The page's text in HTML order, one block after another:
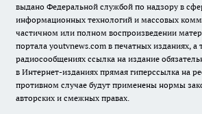
выдано Федеральной службой по надзору в
информационных технологий и массовых
частичном или полном воспроизведении
портала youtvnews.com в печатных изданиях, а
радиосообщениях ссылка на издание
в Интернет-изданиях прямая гиперссылка на
противном случае будут применены нормы
авторских и смежных правах.